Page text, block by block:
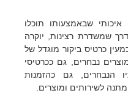
איכותי שבאמצעותו תוכלו
שמשדרת רצינות, יוקרה
כרטיס ביקור מוגדל של
נבחרים, גם ככרטיסי
הנבחרים, גם כהזמנות
לשירותים ומוצרים.